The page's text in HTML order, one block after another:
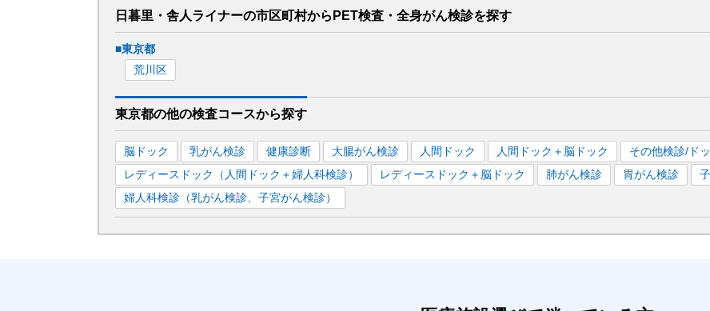
日暮里・舎人ライナーの市区町村から PET検査・全身がん検診を探す
■東京都
荒川区
東京都の他の検査コースから探す
脳ドック 乳がん検診 健康診断 大腸がん検診 人間ドック 人間ドック＋脳ドック その他検診/ド
レディースドック（人間ドック＋婦人科検診）
レディースドック＋脳ドック 肺がん検診 胃がん検診
婦人科検診（乳がん検診、子宮がん検診）